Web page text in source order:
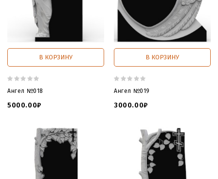
В КОРЗИНУ
Ангел №018
5000.00₽
В КОРЗИНУ
Ангел №019
3000.00₽